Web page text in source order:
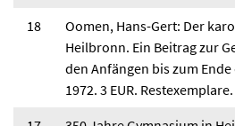
18
Oomen, Hans-Gert: Der
Heilbronn. Ein Beitrag zur
den Anfängen bis zum
1972. 3 EUR. Restexemplare.